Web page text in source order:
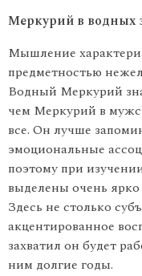
Меркурий в водных
Мышление
предметностью
Водный Меркурий
чем Меркурий в
все. Он лучше
эмоциональные
поэтому при
выделены очень ярко
Здесь не столько
акцентированное
захватил он будет
ним долгие годы.